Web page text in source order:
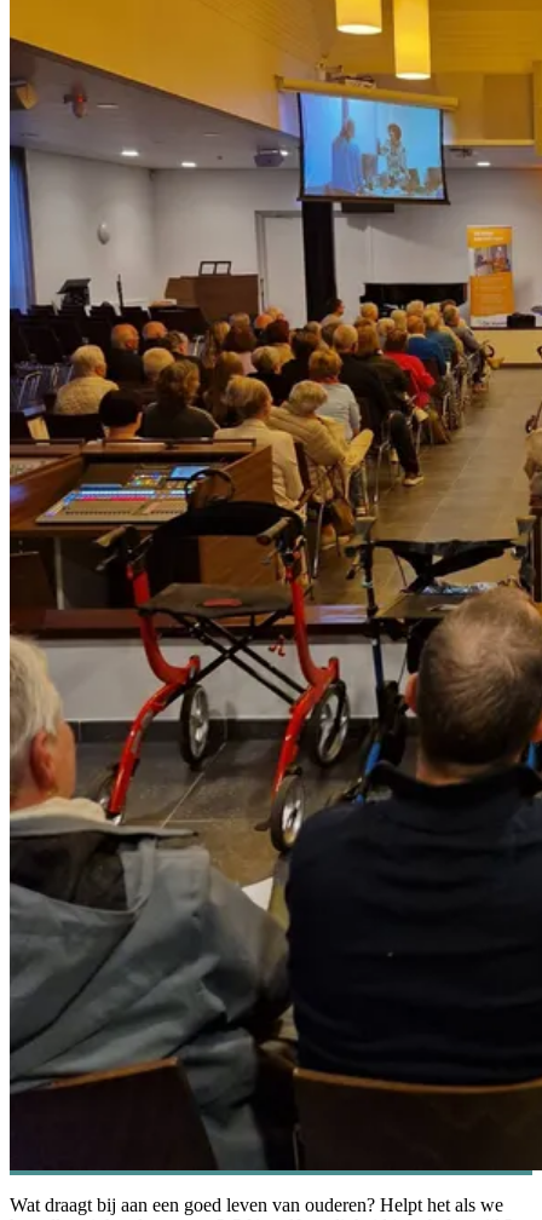
Wat draagt bij aan een goed leven van ouderen? Helpt het als we